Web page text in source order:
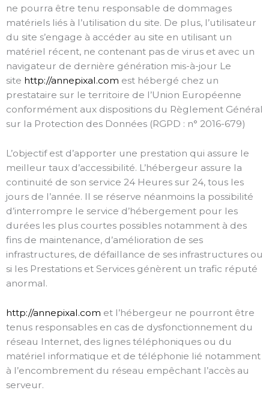
ne pourra être tenu responsable de dommages
matériels liés à l’utilisation du site. De plus, l’utilisateur
du site s’engage à accéder au site en utilisant un
matériel récent, ne contenant pas de virus et avec un
navigateur de dernière génération mis-à-jour Le
site http://annepixal.com est hébergé chez un
prestataire sur le territoire de l’Union Européenne
conformément aux dispositions du Règlement Général
sur la Protection des Données (RGPD : n° 2016-679)
L’objectif est d’apporter une prestation qui assure le
meilleur taux d’accessibilité. L’hébergeur assure la
continuité de son service 24 Heures sur 24, tous les
jours de l’année. Il se réserve néanmoins la possibilité
d’interrompre le service d’hébergement pour les
durées les plus courtes possibles notamment à des
fins de maintenance, d’amélioration de ses
infrastructures, de défaillance de ses infrastructures ou
si les Prestations et Services génèrent un trafic réputé
anormal.
http://annepixal.com et l’hébergeur ne pourront être
tenus responsables en cas de dysfonctionnement du
réseau Internet, des lignes téléphoniques ou du
matériel informatique et de téléphonie lié notamment
à l’encombrement du réseau empêchant l’accès au
serveur.